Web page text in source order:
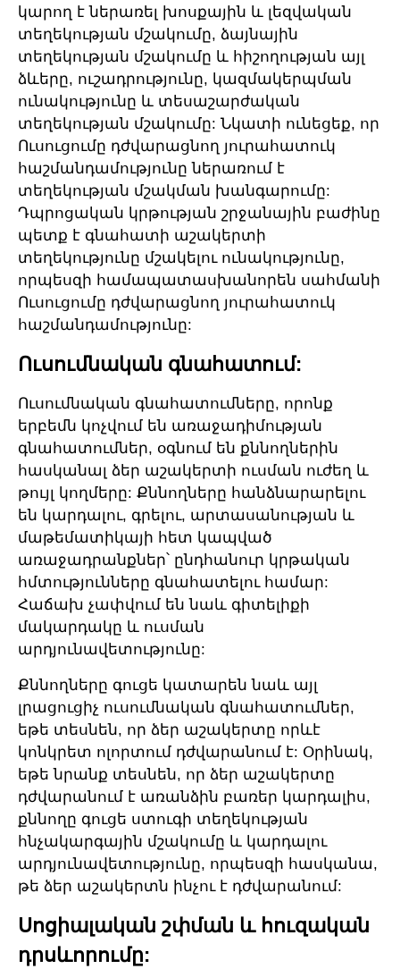
կարող է ներառել խոսքային և լեզվական
տեղեկության մշակումը, ձայնային
տեղեկության մշակումը և հիշողության այլ
ձևերը, ուշադրությունը, կազմակերպման
ունակությունը և տեսաշարժական
տեղեկության մշակումը: Նկատի ունեցեք, որ
Ուսուցումը դժվարացնող յուրահատուկ
հաշմանդամությունը ներառում է
տեղեկության մշակման խանգարումը:
Դպրոցական կրթության շրջանային բաժինը
պետք է գնահատի աշակերտի
տեղեկությունը մշակելու ունակությունը,
որպեսզի համապատասխանորեն սահմանի
Ուսուցումը դժվարացնող յուրահատուկ
հաշմանդամությունը:
Ուսումնական գնահատում:
Ուսումնական գնահատումները, որոնք
երբեմն կոչվում են առաջադիմության
գնահատումներ, օգնում են քննողներին
հասկանալ ձեր աշակերտի ուսման ուժեղ և
թույլ կողմերը: Քննողները հանձնարարելու
են կարդալու, գրելու, արտասանության և
մաթեմատիկայի հետ կապված
առաջադրանքներ՝ ընդհանուր կրթական
հմտությունները գնահատելու համար:
Հաճախ չափվում են նաև գիտելիքի
մակարդակը և ուսման
արդյունավետությունը:
Քննողները գուցե կատարեն նաև այլ
լրացուցիչ ուսումնական գնահատումներ,
եթե տեսնեն, որ ձեր աշակերտը որևէ
կոնկրետ ոլորտում դժվարանում է: Օրինակ,
եթե նրանք տեսնեն, որ ձեր աշակերտը
դժվարանում է առանձին բառեր կարդալիս,
քննողը գուցե ստուգի տեղեկության
հնչակարգային մշակումը և կարդալու
արդյունավետությունը, որպեսզի հասկանա,
թե ձեր աշակերտն ինչու է դժվարանում:
Սոցիալական շփման և հուզական
դրսևորումը: